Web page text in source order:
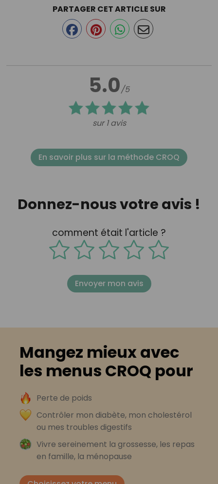
5.0/5
sur 1 avis
PARTAGER CET ARTICLE SUR
En savoir plus sur la méthode CROQ
Donnez-nous votre avis !
comment était l'article ?
Envoyer mon avis
Mangez mieux avec
les menus CROQ pour
Perte de poids
Contrôler mon diabète, mon cholestérol
ou mes troubles digestifs
Vivre sereinement la grossesse, les repas
en famille, la ménopause